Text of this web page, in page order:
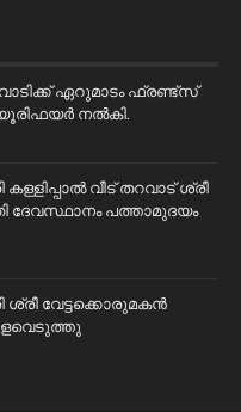
ഏറുമാടം ഫ്രണ്ട്സ്
നൽകി.
വീട് തറവാട് ശ്രീ
ദേവസ്ഥാനം പത്താമുദയം
ശ്രീ വേട്ടക്കൊരുമകൻ